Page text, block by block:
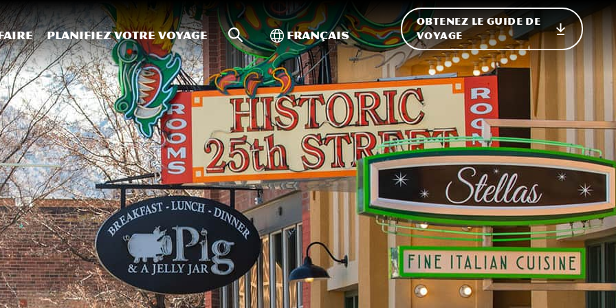
Planifiez votre voyage Recherche sur le site
Basculer vers l'international
Français
OBTENEZ LE GUIDE DE
VOYAGE